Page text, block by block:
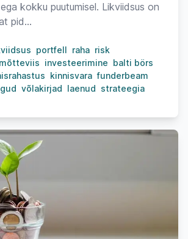
kokku puutumisel. Likviidsus on
pid...
portfell raha risk
mõtteviis investeerimine balti börs
kinnisvara funderbeam
võlakirjad laenud strateegia